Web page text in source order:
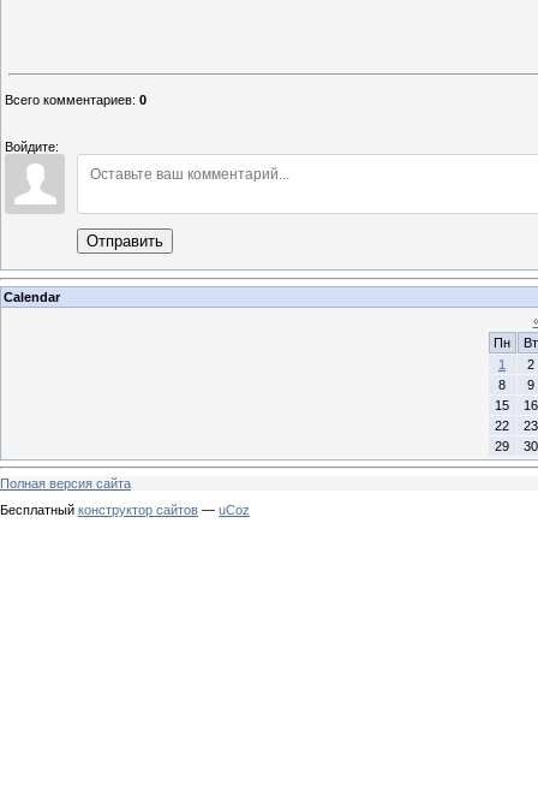
Всего комментариев: 0
Войдите:
Отправить
Calendar
Пн
Вт
1
2
8
9
15
16
22
23
29
30
Полная версия сайта
Бесплатный конструктор сайтов — uCoz